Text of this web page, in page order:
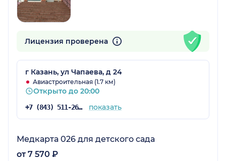
Лицензия проверена
г Казань, ул Чапаева, д 24
Авиастроительная (1.7 км)
Открыто до 20:00
+7 (843) 511-26-26 показать
Медкарта 026 для детского сада
от 7 570 ₽